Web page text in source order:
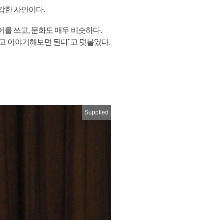
한 사안이다.
를 쓰고, 문화도 매우 비슷하다.
이야기해보면 된다"고 덧붙였다.
Supplied